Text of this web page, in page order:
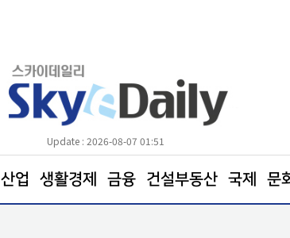
Update : 2026-08-07 01:51
산업 생활경제 금융 건설부동산 국제 문